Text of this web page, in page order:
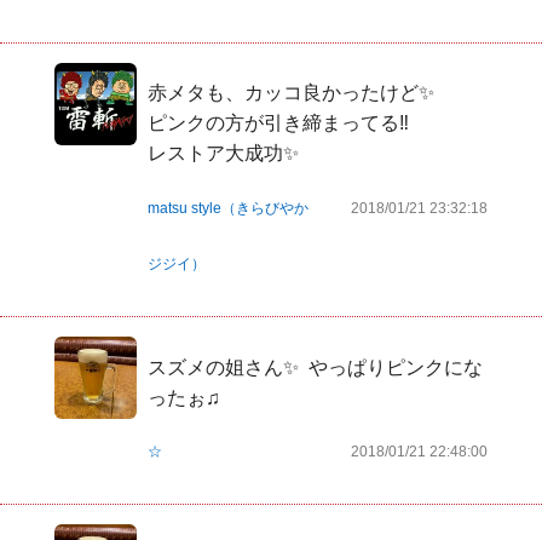
赤メタも、カッコ良かったけど✨
ピンクの方が引き締まってる‼
レストア大成功✨
matsu style（きらびやか
ジジイ）
2018/01/21 23:32:18
スズメの姐さん✨  やっぱりピンクにな
ったぉ♫
☆ 2018/01/21 22:48:00